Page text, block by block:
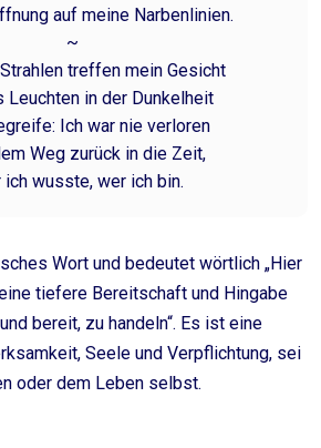
auf meine Narbenlinien.
~
treffen mein Gesicht
Leuchten in der Dunkelheit
Ich war nie verloren
Weg zurück in die Zeit,
ich wusste, wer ich bin.
Wort und bedeutet wörtlich „Hier
tiefere Bereitschaft und Hingabe
bereit, zu handeln“. Es ist eine
Seele und Verpflichtung, sei
oder dem Leben selbst.